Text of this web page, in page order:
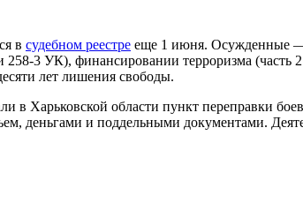
в судебном реестре еще 1 июня. Осужденные
258-3 УК), финансировании терроризма
лет лишения свободы.
в Харьковской области пункт переправки
и поддельными документами.